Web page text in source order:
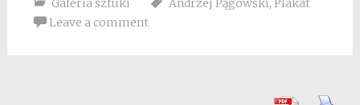
Galeria sztuki Andrzej Pągowski, Plakat
Leave a comment